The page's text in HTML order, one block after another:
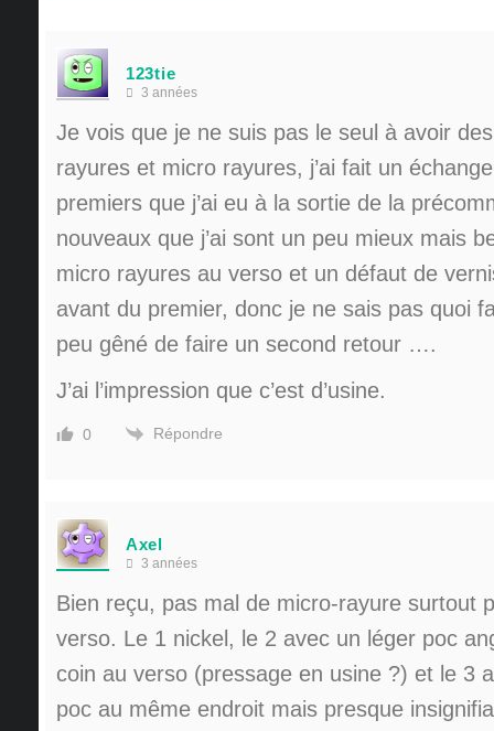
123tie
3 années
Je vois que je ne suis pas le seul à avoir
rayures et micro rayures, j’ai fait un
premiers que j’ai eu à la sortie de la
nouveaux que j’ai sont un peu mieux mais
micro rayures au verso et un défaut de
avant du premier, donc je ne sais pas quoi
peu gêné de faire un second retour ….
J’ai l’impression que c’est d’usine.
0 Répondre
Axel
3 années
Bien reçu, pas mal de micro-rayure surtout
verso. Le 1 nickel, le 2 avec un léger poc
coin au verso (pressage en usine ?) et le 3
poc au même endroit mais presque